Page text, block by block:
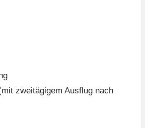
zweitägigem Ausflug nach